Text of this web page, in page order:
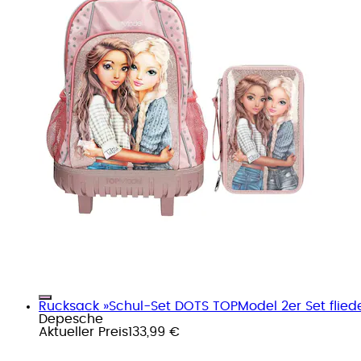
Rucksack »Schul-Set DOTS TOPModel 2er Set
Depesche
Aktueller Preis133,99 €